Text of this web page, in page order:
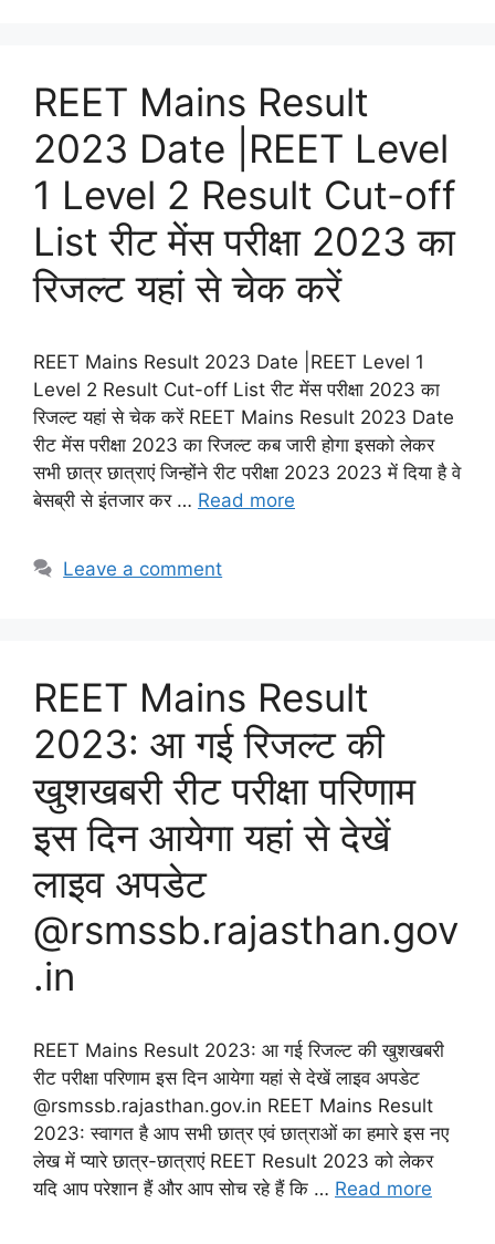
REET Mains Result
2023 Date |REET Level
1 Level 2 Result Cut-off
List रीट मेंस परीक्षा 2023 का
रिजल्ट यहां से चेक करें
REET Mains Result 2023 Date |REET Level 1
Level 2 Result Cut-off List रीट मेंस परीक्षा 2023 का
रिजल्ट यहां से चेक करें REET Mains Result 2023 Date
रीट मेंस परीक्षा 2023 का रिजल्ट कब जारी होगा इसको लेकर
सभी छात्र छात्राएं जिन्होंने रीट परीक्षा 2023 2023 में दिया है वे
बेसब्री से इंतजार कर … Read more
Leave a comment
REET Mains Result
2023: आ गई रिजल्ट की
खुशखबरी रीट परीक्षा परिणाम
इस दिन आयेगा यहां से देखें
लाइव अपडेट
@rsmssb.rajasthan.gov
.in
REET Mains Result 2023: आ गई रिजल्ट की खुशखबरी
रीट परीक्षा परिणाम इस दिन आयेगा यहां से देखें लाइव अपडेट
@rsmssb.rajasthan.gov.in REET Mains Result
2023: स्वागत है आप सभी छात्र एवं छात्राओं का हमारे इस नए
लेख में प्यारे छात्र-छात्राएं REET Result 2023 को लेकर
यदि आप परेशान हैं और आप सोच रहे हैं कि … Read more